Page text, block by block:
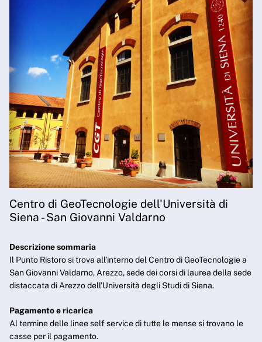
Centro di GeoTecnologie dell'Università di
Siena - San Giovanni Valdarno
Descrizione sommaria
Il Punto Ristoro si trova all’interno del Centro di GeoTecnologie a
San Giovanni Valdarno, Arezzo, sede dei corsi di laurea della sede
distaccata di Arezzo dell’Università degli Studi di Siena.
Pagamento e ricarica
Al termine delle linee self service di tutte le mense si trovano le
casse per il pagamento.